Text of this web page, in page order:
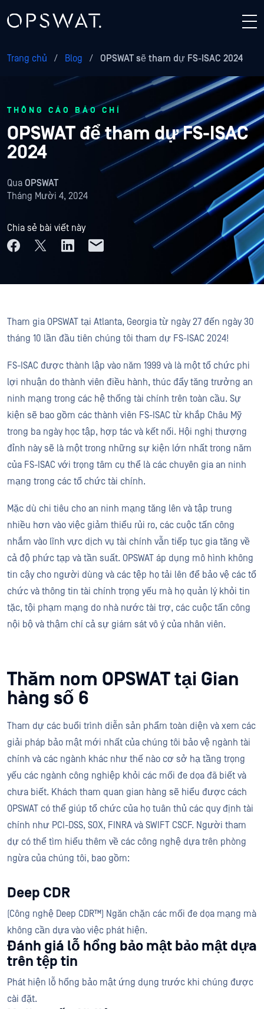
Trang chủ / Blog / OPSWAT sẽ tham dự FS-ISAC 2024
THÔNG CÁO BÁO CHÍ
OPSWAT để tham dự FS-ISAC
2024
Qua OPSWAT
Tháng Mười 4, 2024
Chia sẻ bài viết này
Tham gia OPSWAT tại Atlanta, Georgia từ ngày 27 đến ngày 30
tháng 10 lần đầu tiên chúng tôi tham dự FS-ISAC 2024!
FS-ISAC được thành lập vào năm 1999 và là một tổ chức phi
lợi nhuận do thành viên điều hành, thúc đẩy tăng trưởng an
ninh mạng trong các hệ thống tài chính trên toàn cầu. Sự
kiện sẽ bao gồm các thành viên FS-ISAC từ khắp Châu Mỹ
trong ba ngày học tập, hợp tác và kết nối. Hội nghị thượng
đỉnh này sẽ là một trong những sự kiện lớn nhất trong năm
của FS-ISAC với trọng tâm cụ thể là các chuyên gia an ninh
mạng trong các tổ chức tài chính.
Mặc dù chi tiêu cho an ninh mạng tăng lên và tập trung
nhiều hơn vào việc giảm thiểu rủi ro, các cuộc tấn công
nhắm vào lĩnh vực dịch vụ tài chính vẫn tiếp tục gia tăng về
cả độ phức tạp và tần suất. OPSWAT áp dụng mô hình không
tin cậy cho người dùng và các tệp họ tải lên để bảo vệ các tổ
chức và thông tin tài chính trọng yếu mà họ quản lý khỏi tin
tặc, tội phạm mạng do nhà nước tài trợ, các cuộc tấn công
nội bộ và thậm chí cả sự giám sát vô ý của nhân viên.
Thăm nom OPSWAT tại Gian
hàng số 6
Tham dự các buổi trình diễn sản phẩm toàn diện và xem các
giải pháp bảo mật mới nhất của chúng tôi bảo vệ ngành tài
chính và các ngành khác như thế nào cơ sở hạ tầng trọng
yếu các ngành công nghiệp khỏi các mối đe dọa đã biết và
chưa biết. Khách tham quan gian hàng sẽ hiểu được cách
OPSWAT có thể giúp tổ chức của họ tuân thủ các quy định tài
chính như PCI-DSS, SOX, FINRA và SWIFT CSCF. Người tham
dự có thể tìm hiểu thêm về các công nghệ dựa trên phòng
ngừa của chúng tôi, bao gồm:
Deep CDR
(Công nghệ Deep CDR™) Ngăn chặn các mối đe dọa mạng mà
không cần dựa vào việc phát hiện.
Đánh giá lỗ hổng bảo mật bảo mật dựa
trên tệp tin
Phát hiện lỗ hổng bảo mật ứng dụng trước khi chúng được
cài đặt.